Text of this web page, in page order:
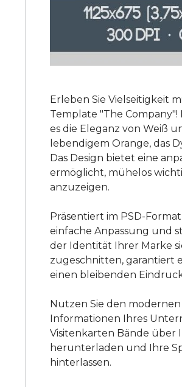
Erleben Sie Vielseitigkeit
Template "The
es die Eleganz von Weiß
lebendigem Orange, das
Das Design bietet eine
ermöglicht, mühelos
anzuzeigen.
Präsentiert im PSD-
einfache Anpassung und
der Identität Ihrer Marke
zugeschnitten, garantiert
einen bleibenden
Nutzen Sie den modernen
Informationen Ihres
Visitenkarten Bände über
herunterladen und Ihre